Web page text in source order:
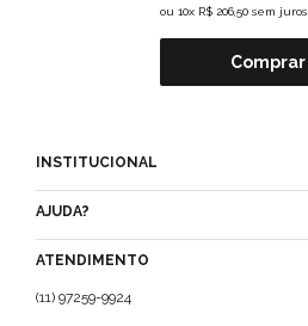
ou 10x R$ 206,50 sem juros
Comprar
INSTITUCIONAL
AJUDA?
ATENDIMENTO
(11) 97259-9924